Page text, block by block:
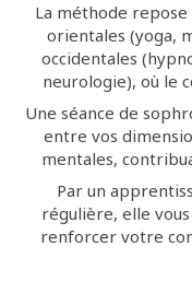
La méthode
orientales (yoga,
occidentales
neurologie), où le
Une séance de
entre vos
mentales,
Par un
régulière, elle
renforcer votre